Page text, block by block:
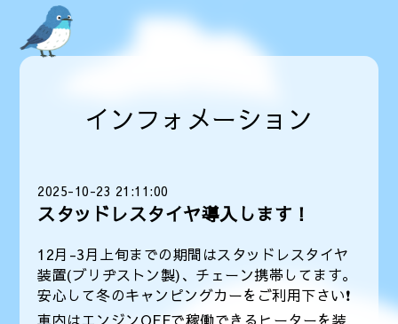
インフォメーション
2025-10-23 21:11:00
スタッドレスタイヤ導入します！
12月-3月上旬までの期間はスタッドレスタイヤ
装置(ブリヂストン製)、チェーン携帯してます。
安心して冬のキャンピングカーをご利用下さい❗️
車内はエンジンOFFで稼働できるヒーターを装